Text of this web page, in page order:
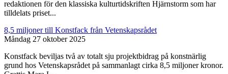
redaktionen för den klassiska kulturtidskriften Hjärnstorm som har
tilldelats priset...
8,5 miljoner till Konstfack från Vetenskapsrådet
Måndag 27 oktober 2025
Konstfack beviljas två av totalt sju projektbidrag på konstnärlig
grund hos Vetenskapsrådet på sammanlagt cirka 8,5 miljoner kronor.